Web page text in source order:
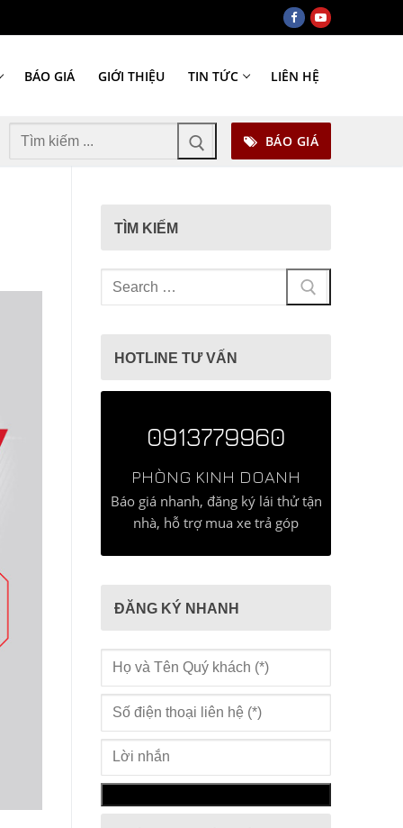
BÁO GIÁ GIỚI THIỆU TIN TỨC LIÊN HỆ
Tìm
BÁO GIÁ
TÌM KIẾM
Tìm
kiếm
HOTLINE TƯ VẤN
0913779960
PHÒNG KINH DOANH
Báo giá nhanh, đăng ký lái thử tận
nhà, hỗ trợ mua xe trả góp
ĐĂNG KÝ NHANH